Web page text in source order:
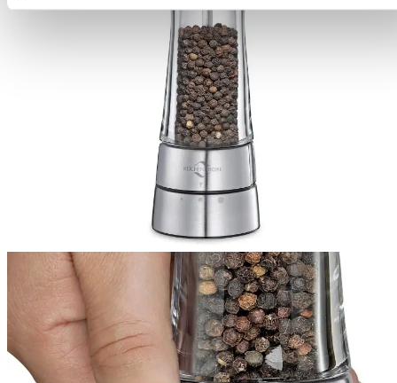
Produktverbesserungen, Marktverhaltensanalysen)